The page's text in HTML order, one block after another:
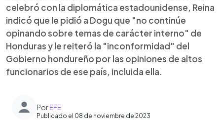
celebró con la diplomática estadounidense, Reina
indicó que le pidió a Dogu que "no continúe
opinando sobre temas de carácter interno" de
Honduras y le reiteró la "inconformidad" del
Gobierno hondureño por las opiniones de altos
funcionarios de ese país, incluida ella.
PorEFE
Publicado el 08 de noviembre de 2023